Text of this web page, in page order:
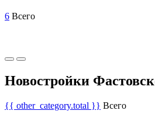
6 Всего
Новостройки
{{ other_category.total }} Всего